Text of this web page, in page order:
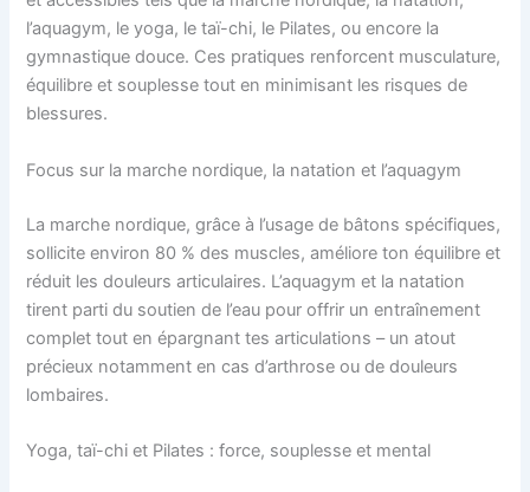
l’aquagym, le yoga, le taï-chi, le Pilates, ou encore la
gymnastique douce. Ces pratiques renforcent musculature,
équilibre et souplesse tout en minimisant les risques de
blessures.
Focus sur la marche nordique, la natation et l’aquagym
La marche nordique, grâce à l’usage de bâtons spécifiques,
sollicite environ 80 % des muscles, améliore ton équilibre et
réduit les douleurs articulaires. L’aquagym et la natation
tirent parti du soutien de l’eau pour offrir un entraînement
complet tout en épargnant tes articulations – un atout
précieux notamment en cas d’arthrose ou de douleurs
lombaires.
Yoga, taï-chi et Pilates : force, souplesse et mental